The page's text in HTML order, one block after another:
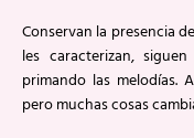
Conservan la presencia
les caracterizan,
primando las melodías.
pero muchas cosas